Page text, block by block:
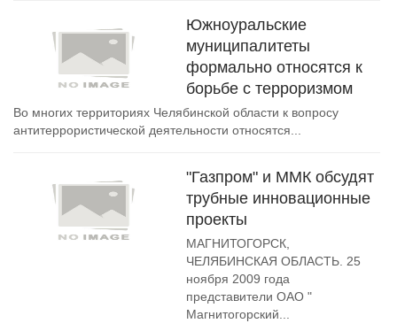
Южноуральские
муниципалитеты
формально относятся к
борьбе с терроризмом
Во многих территориях Челябинской области к вопросу
антитеррористической деятельности относятся...
"Газпром" и ММК обсудят
трубные инновационные
проекты
МАГНИТОГОРСК,
ЧЕЛЯБИНСКАЯ ОБЛАСТЬ. 25
ноября 2009 года
представители ОАО "
Магнитогорский...